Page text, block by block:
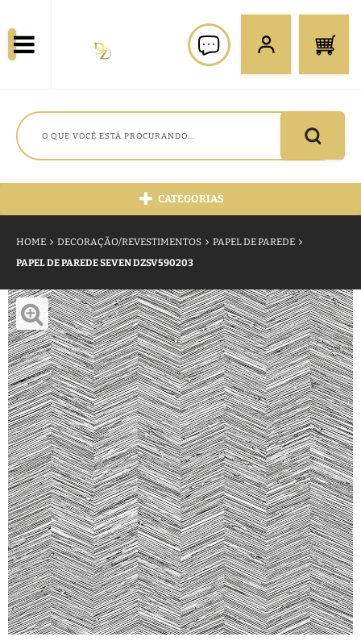
CATEGORIAS
HOME DECORAÇÃO/REVESTIMENTOS
PAPEL DE PAREDE
PAPEL DE PAREDE SEVEN DZSV590203